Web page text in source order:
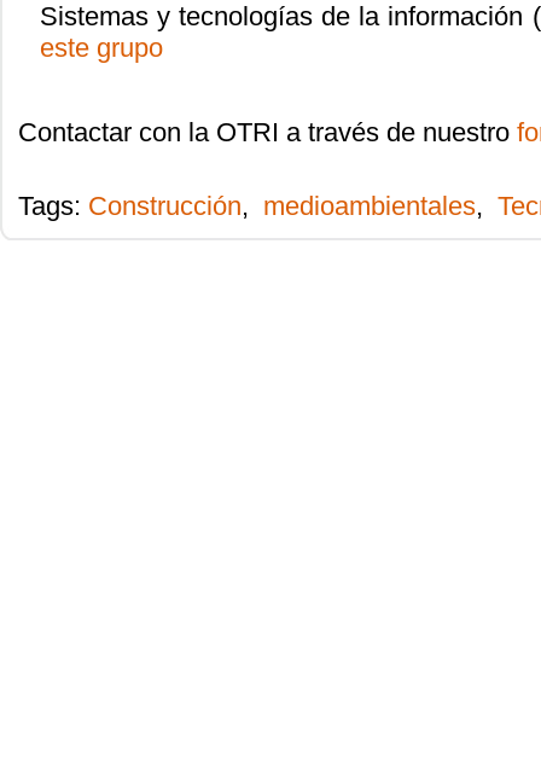
Sistemas y tecnologías de la información
este grupo
Contactar con la OTRI a través de nuestro
Tags: Construcción, medioambientales,